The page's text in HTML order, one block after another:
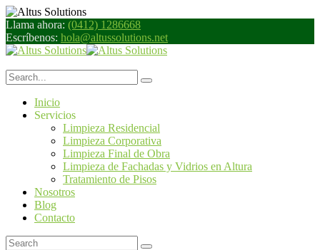
Llama ahora: (0412) 1286668
Escríbenos: hola@altussolutions.net
Inicio
Servicios
Limpieza Residencial
Limpieza Corporativa
Limpieza Final de Obra
Limpieza de Fachadas y Vidrios en Altura
Tratamiento de Pisos
Nosotros
Blog
Contacto